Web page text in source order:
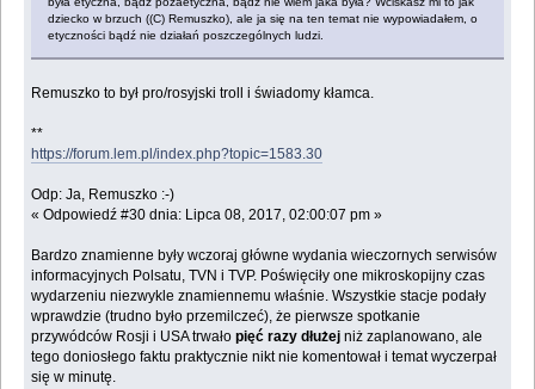
dziecko w brzuch ((C) Remuszko), ale ja się na ten temat nie wypowiadałem, o
etyczności bądź nie działań poszczególnych ludzi.
Remuszko to był pro/rosyjski troll i świadomy kłamca.
**
https://forum.lem.pl/index.php?topic=1583.30
Odp: Ja, Remuszko :-)
« Odpowiedź #30 dnia: Lipca 08, 2017, 02:00:07 pm »
Bardzo znamienne były wczoraj główne wydania wieczornych serwisów
informacyjnych Polsatu, TVN i TVP. Poświęciły one mikroskopijny czas
wydarzeniu niezwykle znamiennemu właśnie. Wszystkie stacje podały
wprawdzie (trudno było przemilczeć), że pierwsze spotkanie
przywódców Rosji i USA trwałopięć razy dłużej niż zaplanowano, ale
tego doniosłego faktu praktycznie nikt nie komentował i temat wyczerpał
się w minutę.